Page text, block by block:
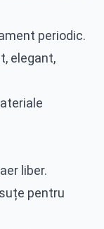
periodic.
elegant,
liber.
pentru